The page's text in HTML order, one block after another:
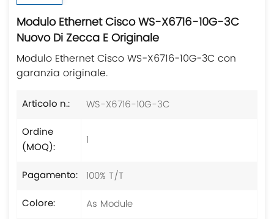
Modulo Ethernet Cisco WS-X6716-10G-3C
Nuovo Di Zecca E Originale
Modulo Ethernet Cisco WS-X6716-10G-3C con
garanzia originale.
Articolo n.:
WS-X6716-10G-3C
Ordine
(MOQ):
1
Pagamento: 100% T/T
Colore:
As Module